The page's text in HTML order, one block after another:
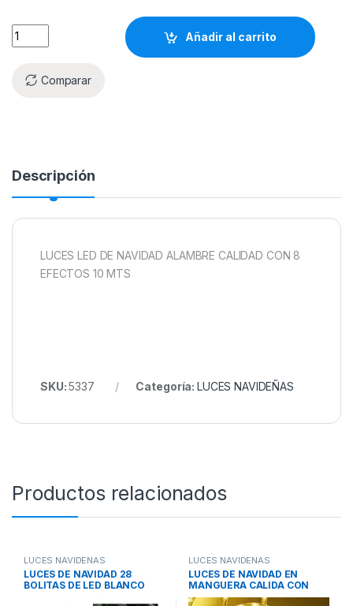
Añadir al carrito
Comparar
Descripción
LUCES LED DE NAVIDAD ALAMBRE CALIDAD CON 8
EFECTOS 10 MTS
SKU:5337 Categoría: LUCES NAVIDEÑAS
Productos relacionados
LUCES NAVIDEÑAS
LUCES DE NAVIDAD 28
BOLITAS DE LED BLANCO
LUCES NAVIDEÑAS
LUCES DE NAVIDAD EN
MANGUERA CALIDA CON
CONTROLADOR DE EFECTOS